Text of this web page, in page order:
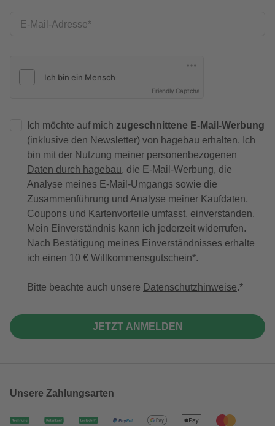
E-Mail-Adresse
Friendly Captcha
Ich möchte auf mich zugeschnittene E-Mail-Werbung
(inklusive den Newsletter) von hagebau erhalten. Ich
bin mit der Nutzung meiner personenbezogenen
Daten durch hagebau, die E-Mail-Werbung, die
Analyse meines E-Mail-Umgangs sowie die
Zusammenführung und Analyse meiner Kaufdaten,
Coupons und Kartenvorteile umfasst, einverstanden.
Mein Einverständnis kann ich jederzeit widerrufen.
Nach Bestätigung meines Einverständnisses erhalte
ich einen 10 € Willkommensgutschein*.
Bitte beachte auch unsere Datenschutzhinweise.
JETZT ANMELDEN
Unsere Zahlungsarten